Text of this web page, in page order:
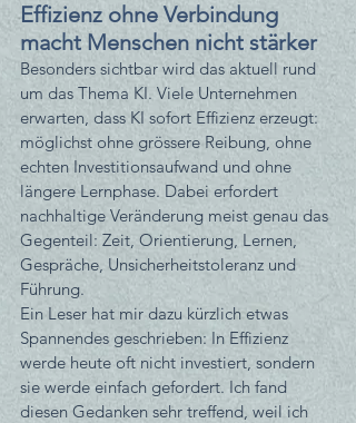
Effizienz ohne Verbindung
macht Menschen nicht stärker
Besonders sichtbar wird das aktuell rund
um das Thema KI. Viele Unternehmen
erwarten, dass KI sofort Effizienz erzeugt:
möglichst ohne grössere Reibung, ohne
echten Investitionsaufwand und ohne
längere Lernphase. Dabei erfordert
nachhaltige Veränderung meist genau das
Gegenteil: Zeit, Orientierung, Lernen,
Gespräche, Unsicherheitstoleranz und
Führung.
Ein Leser hat mir dazu kürzlich etwas
Spannendes geschrieben: In Effizienz
werde heute oft nicht investiert, sondern
sie werde einfach gefordert. Ich fand
diesen Gedanken sehr treffend, weil ich